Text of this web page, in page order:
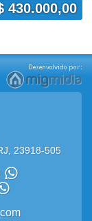
430.000,00
23918-505